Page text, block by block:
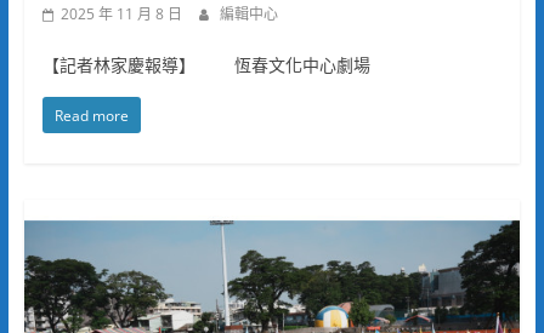
2025 年 11 月 8 日 編輯中心
【記者林家慶報導】 恆春文化中心劇場
Read more